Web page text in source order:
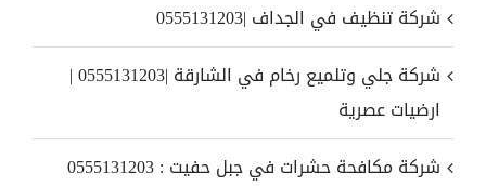
شركة تنظيف في الجداف |0555131203
شركة جلي وتلميع رخام في الشارقة |0555131203 |
ارضيات عصرية
شركة مكافحة حشرات في جبل حفيت : 0555131203